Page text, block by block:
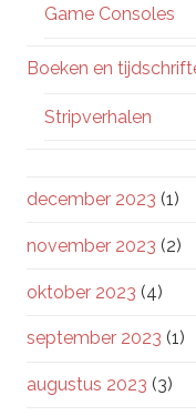
Game Consoles
Boeken en
Stripverhalen
december 2023 (1)
november 2023 (2)
oktober 2023 (4)
september 2023 (1)
augustus 2023 (3)